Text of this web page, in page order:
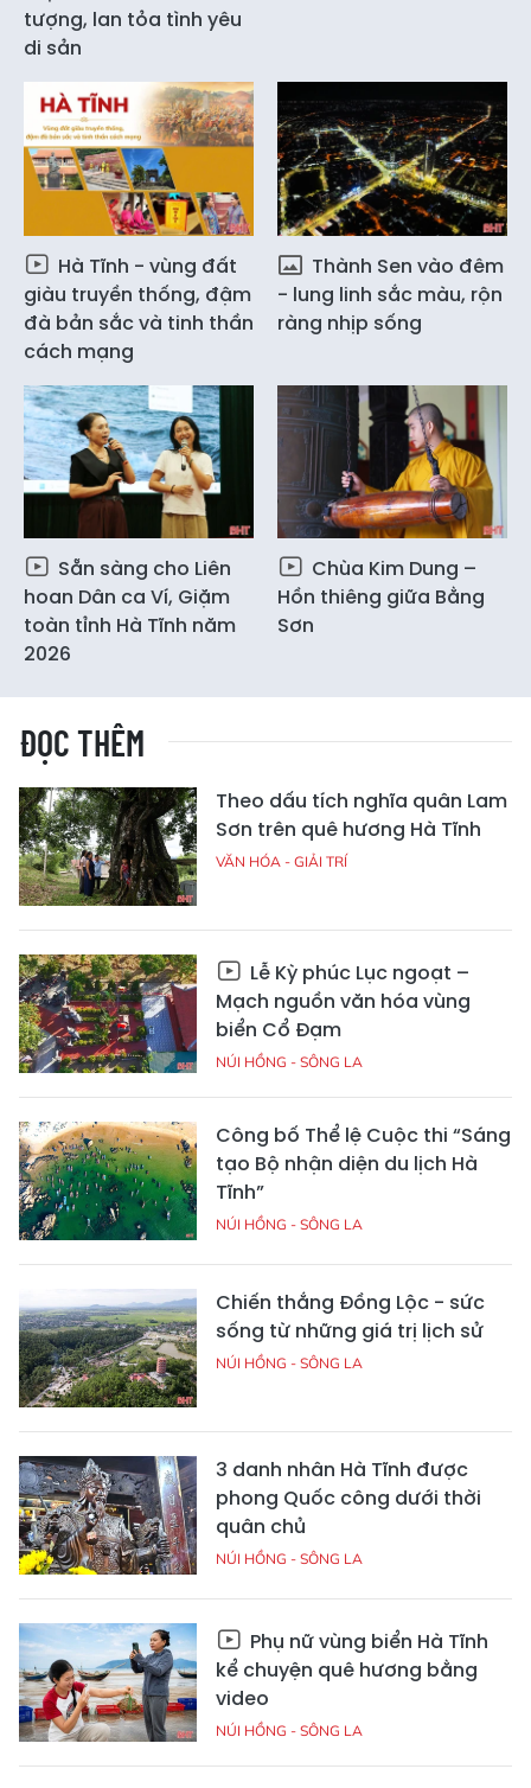
tượng, lan tỏa tình yêu
di sản
Hà Tĩnh - vùng đất
giàu truyền thống, đậm
đà bản sắc và tinh thần
cách mạng
Thành Sen vào đêm
- lung linh sắc màu, rộn
ràng nhịp sống
Sẵn sàng cho Liên
hoan Dân ca Ví, Giặm
toàn tỉnh Hà Tĩnh năm
2026
Chùa Kim Dung –
Hồn thiêng giữa Bằng
Sơn
ĐỌC THÊM
Theo dấu tích nghĩa quân Lam
Sơn trên quê hương Hà Tĩnh
VĂN HÓA - GIẢI TRÍ
Lễ Kỳ phúc Lục ngoạt –
Mạch nguồn văn hóa vùng
biển Cổ Đạm
NÚI HỒNG - SÔNG LA
Công bố Thể lệ Cuộc thi “Sáng
tạo Bộ nhận diện du lịch Hà
Tĩnh”
NÚI HỒNG - SÔNG LA
Chiến thắng Đồng Lộc - sức
sống từ những giá trị lịch sử
NÚI HỒNG - SÔNG LA
3 danh nhân Hà Tĩnh được
phong Quốc công dưới thời
quân chủ
NÚI HỒNG - SÔNG LA
Phụ nữ vùng biển Hà Tĩnh
kể chuyện quê hương bằng
video
NÚI HỒNG - SÔNG LA